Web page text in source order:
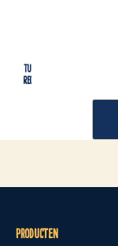
Tussendoortjes
Recepten
Producten